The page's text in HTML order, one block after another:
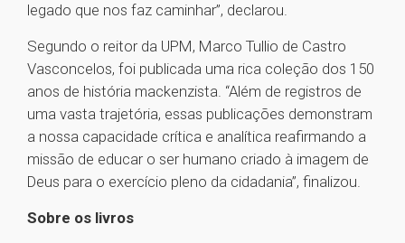
legado que nos faz caminhar”, declarou.
Segundo o reitor da UPM, Marco Tullio de Castro
Vasconcelos, foi publicada uma rica coleção dos 150
anos de história mackenzista. “Além de registros de
uma vasta trajetória, essas publicações demonstram
a nossa capacidade crítica e analítica reafirmando a
missão de educar o ser humano criado à imagem de
Deus para o exercício pleno da cidadania”, finalizou.
Sobre os livros